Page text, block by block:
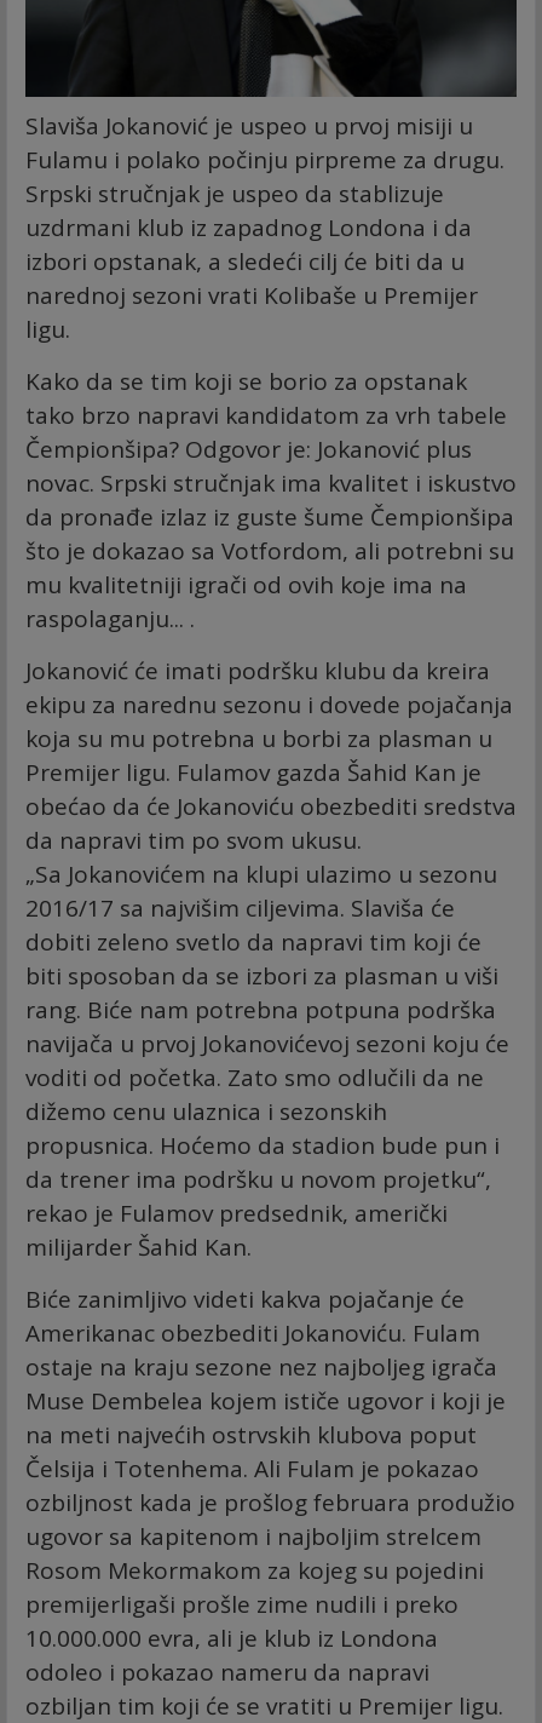
Slaviša Jokanović je uspeo u prvoj misiji u
Fulamu i polako počinju pirpreme za drugu.
Srpski stručnjak je uspeo da stablizuje
uzdrmani klub iz zapadnog Londona i da
izbori opstanak, a sledeći cilj će biti da u
narednoj sezoni vrati Kolibaše u Premijer
ligu.
Kako da se tim koji se borio za opstanak
tako brzo napravi kandidatom za vrh tabele
Čempionšipa? Odgovor je: Jokanović plus
novac. Srpski stručnjak ima kvalitet i iskustvo
da pronađe izlaz iz guste šume Čempionšipa
što je dokazao sa Votfordom, ali potrebni su
mu kvalitetniji igrači od ovih koje ima na
raspolaganju... .
Jokanović će imati podršku klubu da kreira
ekipu za narednu sezonu i dovede pojačanja
koja su mu potrebna u borbi za plasman u
Premijer ligu. Fulamov gazda Šahid Kan je
obećao da će Jokanoviću obezbediti sredstva
da napravi tim po svom ukusu.
„Sa Jokanovićem na klupi ulazimo u sezonu
2016/17 sa najvišim ciljevima. Slaviša će
dobiti zeleno svetlo da napravi tim koji će
biti sposoban da se izbori za plasman u viši
rang. Biće nam potrebna potpuna podrška
navijača u prvoj Jokanovićevoj sezoni koju će
voditi od početka. Zato smo odlučili da ne
dižemo cenu ulaznica i sezonskih
propusnica. Hoćemo da stadion bude pun i
da trener ima podršku u novom projetku“,
rekao je Fulamov predsednik, američki
milijarder Šahid Kan.
Biće zanimljivo videti kakva pojačanje će
Amerikanac obezbediti Jokanoviću. Fulam
ostaje na kraju sezone nez najboljeg igrača
Muse Dembelea kojem ističe ugovor i koji je
na meti najvećih ostrvskih klubova poput
Čelsija i Totenhema. Ali Fulam je pokazao
ozbiljnost kada je prošlog februara produžio
ugovor sa kapitenom i najboljim strelcem
Rosom Mekormakom za kojeg su pojedini
premijerligaši prošle zime nudili i preko
10.000.000 evra, ali je klub iz Londona
odoleo i pokazao nameru da napravi
ozbiljan tim koji će se vratiti u Premijer ligu.